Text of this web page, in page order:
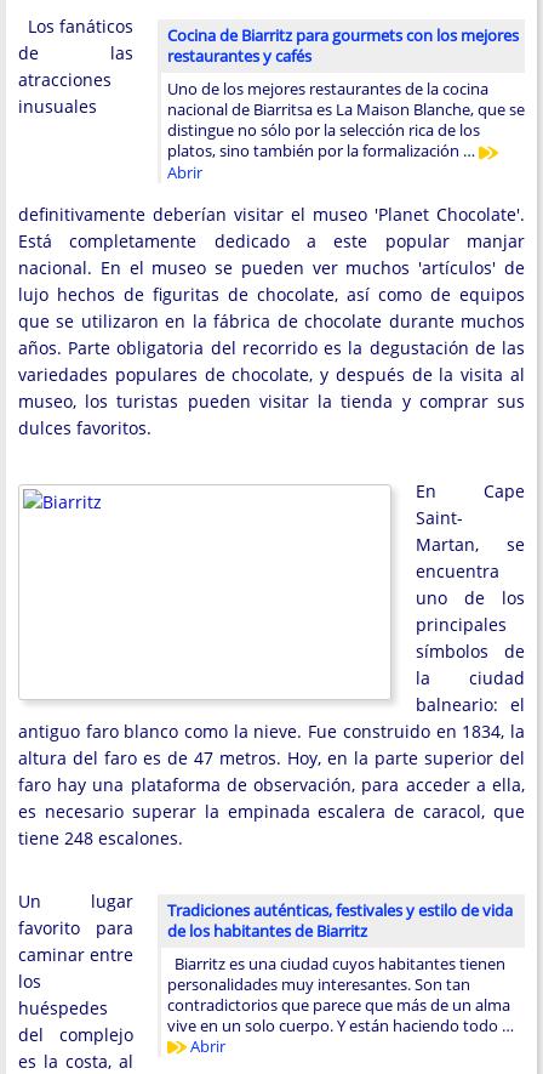
Cocina de Biarritz para gourmets con los mejores
restaurantes y cafés
Uno de los mejores restaurantes de la cocina
nacional de Biarritsa es La Maison Blanche, que se
distingue no sólo por la selección rica de los
platos, sino también por la formalización …
Abrir
Los fanáticos
de las
atracciones
inusuales
definitivamente deberían visitar el museo 'Planet Chocolate'.
Está completamente dedicado a este popular manjar
nacional. En el museo se pueden ver muchos 'artículos' de
lujo hechos de figuritas de chocolate, así como de equipos
que se utilizaron en la fábrica de chocolate durante muchos
años. Parte obligatoria del recorrido es la degustación de las
variedades populares de chocolate, y después de la visita al
museo, los turistas pueden visitar la tienda y comprar sus
dulces favoritos.
En Cape
Saint-
Martan, se
encuentra
uno de los
principales
símbolos de
la ciudad
balneario: el
antiguo faro blanco como la nieve. Fue construido en 1834, la
altura del faro es de 47 metros. Hoy, en la parte superior del
faro hay una plataforma de observación, para acceder a ella,
es necesario superar la empinada escalera de caracol, que
tiene 248 escalones.
Tradiciones auténticas, festivales y estilo de vida
de los habitantes de Biarritz
Biarritz es una ciudad cuyos habitantes tienen
personalidades muy interesantes. Son tan
contradictorios que parece que más de un alma
vive en un solo cuerpo. Y están haciendo todo …
Abrir
Un lugar
favorito para
caminar entre
los
huéspedes
del complejo
es la costa, al